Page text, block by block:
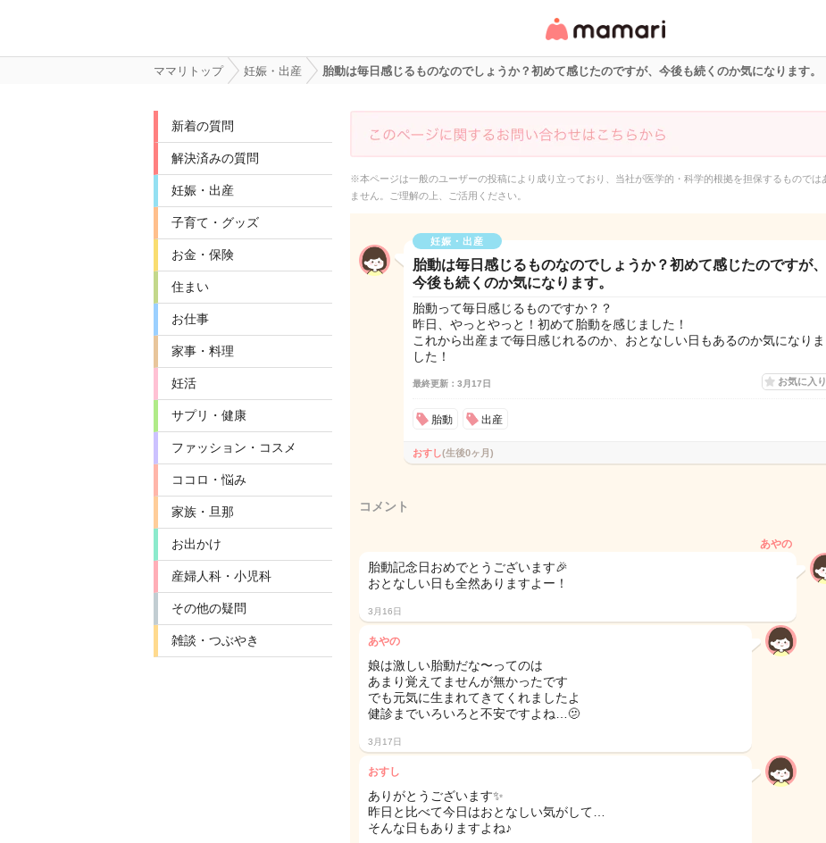
リ・情報サイト
ママリトップ 妊娠・出産 胎動は毎日感じるものなのでしょうか？初めて感じたのですが、今後も続くのか気になります。
新着の質問
解決済みの質問
妊娠・出産
子育て・グッズ
お金・保険
住まい
お仕事
家事・料理
妊活
サプリ・健康
ファッション・コスメ
ココロ・悩み
家族・旦那
お出かけ
産婦人科・小児科
その他の疑問
雑談・つぶやき
※本ページは一般のユーザーの投稿により成り立っており、当社が医学的・科学的根拠を担保するものでは
ません。ご理解の上、ご活用ください。
妊娠・出産
胎動は毎日感じるものなのでしょうか？初めて感じたのですが、
今後も続くのか気になります。
胎動って毎日感じるものですか？？
昨日、やっとやっと！初めて胎動を感じました！
これから出産まで毎日感じれるのか、おとなしい日もあるのか気になりま
した！
最終更新：3月17日 お気に入り
胎動 出産
おすし(生後0ヶ月)
コメント
あやの
胎動記念日おめでとうございます🎉
おとなしい日も全然ありますよー！
3月16日
あやの
娘は激しい胎動だな〜ってのは
あまり覚えてませんが無かったです
でも元気に生まれてきてくれましたよ
健診までいろいろと不安ですよね…🫤
3月17日
おすし
ありがとうございます✨
昨日と比べて今日はおとなしい気がして…
そんな日もありますよね♪